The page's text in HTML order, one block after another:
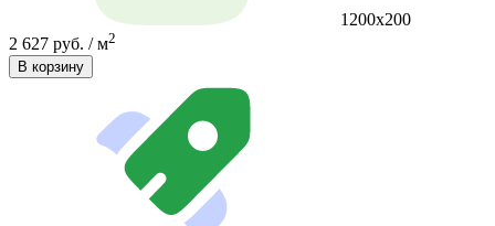
1200x200
2 627 руб. / м2
В корзину